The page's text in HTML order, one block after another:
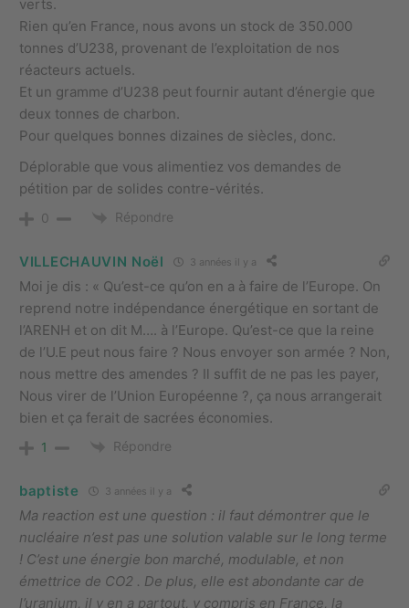
verts.
Rien qu’en France, nous avons un stock de 350.000
tonnes d’U238, provenant de l’exploitation de nos
réacteurs actuels.
Et un gramme d’U238 peut fournir autant d’énergie que
deux tonnes de charbon.
Pour quelques bonnes dizaines de siècles, donc.
Déplorable que vous alimentiez vos demandes de
pétition par de solides contre-vérités.
0 Répondre
VILLECHAUVIN Noël 3 années il y a
Moi je dis : « Qu’est-ce qu’on en a à faire de l’Europe. On
reprend notre indépendance énergétique en sortant de
l’ARENH et on dit M…. à l’Europe. Qu’est-ce que la reine
de l’U.E peut nous faire ? Nous envoyer son armée ? Non,
nous mettre des amendes ? Il suffit de ne pas les payer,
Nous virer de l’Union Européenne ?, ça nous arrangerait
bien et ça ferait de sacrées économies.
1 Répondre
baptiste 3 années il y a
Ma reaction est une question : il faut démontrer que le
nucléaire n’est pas une solution valable sur le long terme
! C’est une énergie bon marché, modulable, et non
émettrice de CO2 . De plus, elle est abondante car de
l’uranium, il y en a partout, y compris en France, la